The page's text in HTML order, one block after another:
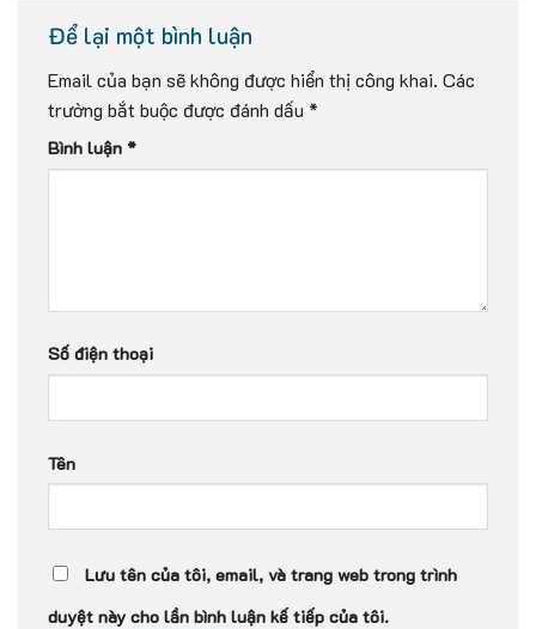
Để lại một bình luận
Email của bạn sẽ không được hiển thị công khai. Các
trường bắt buộc được đánh dấu *
Bình luận *
Số điện thoại
Tên
Lưu tên của tôi, email, và trang web trong trình
duyệt này cho lần bình luận kế tiếp của tôi.